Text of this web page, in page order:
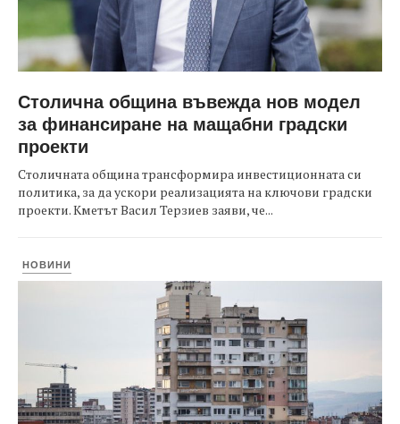
Столична община въвежда нов модел
за финансиране на мащабни градски
проекти
Столичната община трансформира инвестиционната си
политика, за да ускори реализацията на ключови градски
проекти. Кметът Васил Терзиев заяви, че...
НОВИНИ